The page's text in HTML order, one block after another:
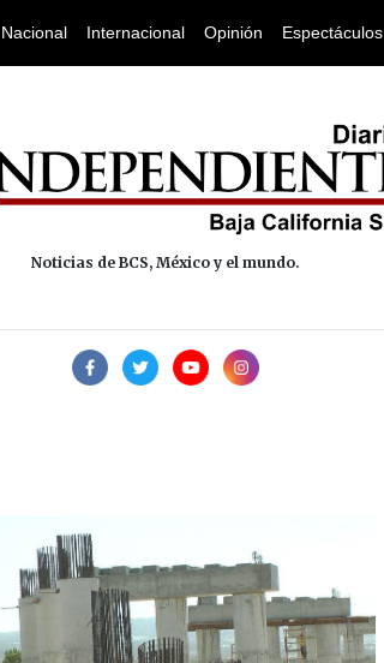
Nacional Internacional Opinión Espectáculos
Noticias de BCS, México y el mundo.